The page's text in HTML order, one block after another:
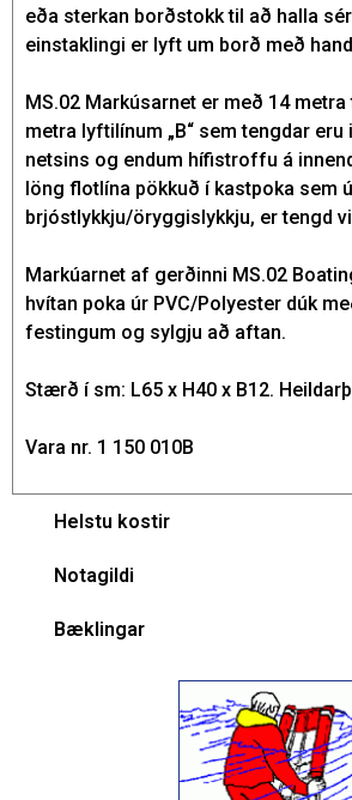
eða sterkan borðstokk til að halla
einstaklingi er lyft um borð með
MS.02 Markúsarnet er með 14 metra
metra lyftilínum „B“ sem tengdar eru
netsins og endum hífistroffu á
löng flotlína pökkuð í kastpoka sem
brjóstlykkju/öryggislykkju, er tengd
Markúarnet af gerðinni MS.02
hvítan poka úr PVC/Polyester dúk
festingum og sylgju að aftan.
Stærð í sm: L65 x H40 x B12.
Vara nr. 1 150 010B
Helstu kostir
Notagildi
Bæklingar